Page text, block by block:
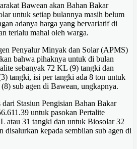
Bawean akan Bahan Bakar
untuk setiap bulannya masih belum
adanya harga yang bervariatif di
terlalu mahal oleh warga.
Penyalur Minyak dan Solar (APMS)
bahwa pihaknya untuk di bulan
sebanyak 72 KL (9) tangki dan
tangki, isi per tangki ada 8 ton untuk
sub agen di Bawean, ungkapnya.
Stasiun Pengisian Bahan Bakar
untuk pasokan Pertalite
atau 31 tangki dan untuk Biosolar 32
disalurkan kepada sembilan sub agen di